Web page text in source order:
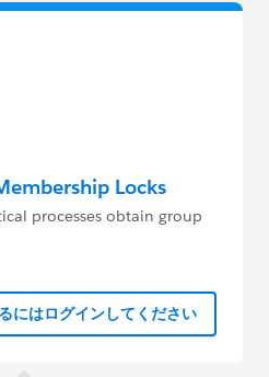
Locks
processes obtain group
にはログインしてください